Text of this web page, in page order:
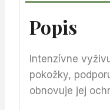
Popis
Intenzívne
pokožky,
obnovuje jej